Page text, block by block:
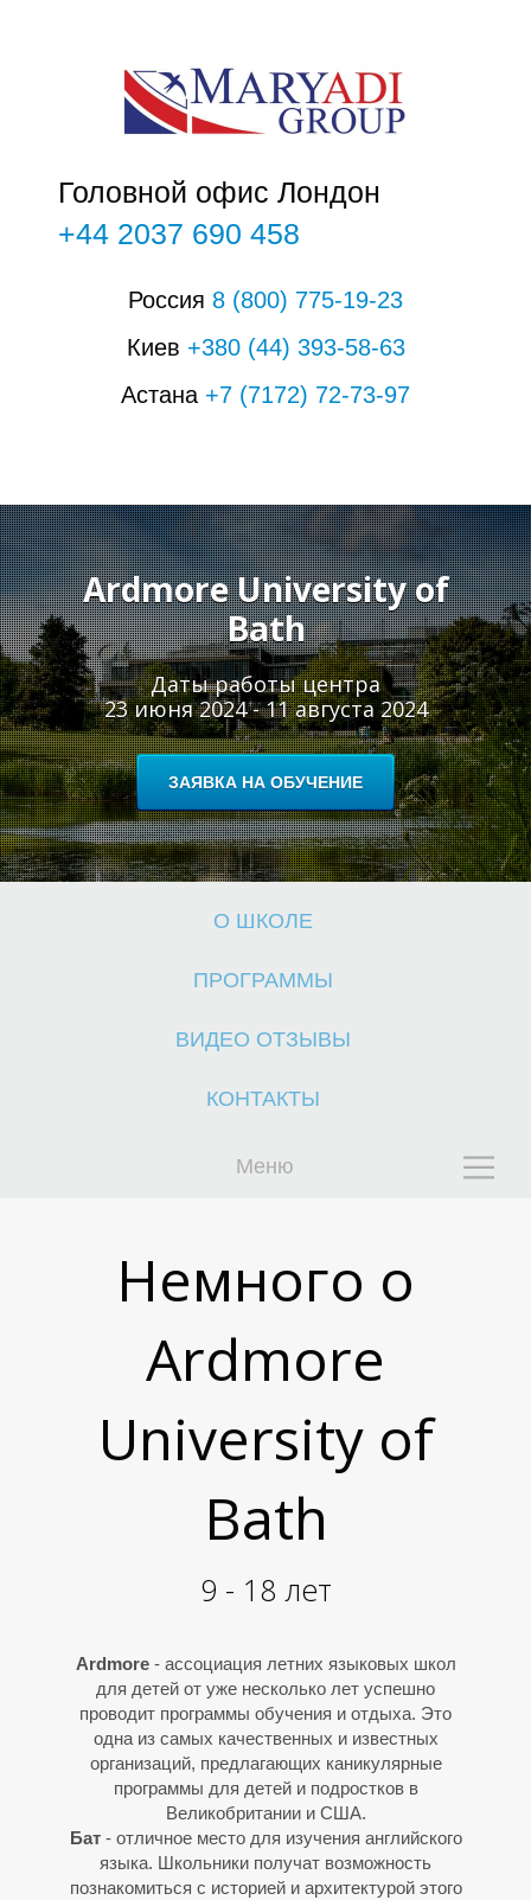
Головной офис Лондон
+44 2037 690 458
Россия 8 (800) 775-19-23
Киев +380 (44) 393-58-63
Астана +7 (7172) 72-73-97
Ardmore University of
Bath
Даты работы центра
23 июня 2024 - 11 августа 2024
ЗАЯВКА НА ОБУЧЕНИЕ
О ШКОЛЕ
ПРОГРАММЫ
ВИДЕО ОТЗЫВЫ
КОНТАКТЫ
Меню
О
Ш
К
О
Немного о
Ardmore
University of
Bath
9 - 18 лет
Ardmore - ассоциация летних языковых школ
для детей от уже несколько лет успешно
проводит программы обучения и отдыха. Это
одна из самых качественных и известных
организаций, предлагающих каникулярные
программы для детей и подростков в
Великобритании и США.
Бат- отличное место для изучения английского
языка. Школьники получат возможность
познакомиться с историей и архитектурой этого
О
Ш
К
О